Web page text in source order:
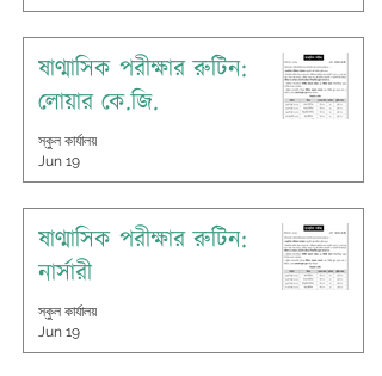
ষাণ্মাসিক পরীক্ষার রুটিন:
লোয়ার কে.জি.
স্কুল কার্যালয়
Jun 19
ষাণ্মাসিক পরীক্ষার রুটিন:
নার্সারী
স্কুল কার্যালয়
Jun 19